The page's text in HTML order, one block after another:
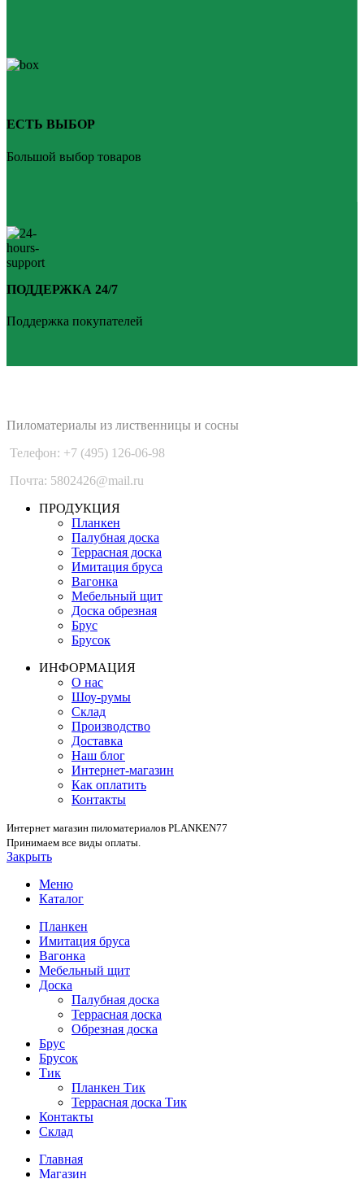
ЕСТЬ ВЫБОР
Большой выбор товаров
ПОДДЕРЖКА 24/7
Поддержка покупателей
Пиломатериалы из лиственницы и сосны
Телефон: +7 (495) 126-06-98
Почта: 5802426@mail.ru
ПРОДУКЦИЯ
Планкен
Палубная доска
Террасная доска
Имитация бруса
Вагонка
Мебельный щит
Доска обрезная
Брус
Брусок
ИНФОРМАЦИЯ
О нас
Шоу-румы
Склад
Производство
Доставка
Наш блог
Интернет-магазин
Как оплатить
Контакты
Интернет магазин пиломатериалов PLANKEN77
Принимаем все виды оплаты.
Закрыть
Меню
Каталог
Планкен
Имитация бруса
Вагонка
Мебельный щит
Доска
Палубная доска
Террасная доска
Обрезная доска
Брус
Брусок
Тик
Планкен Тик
Террасная доска Тик
Контакты
Склад
Главная
Магазин